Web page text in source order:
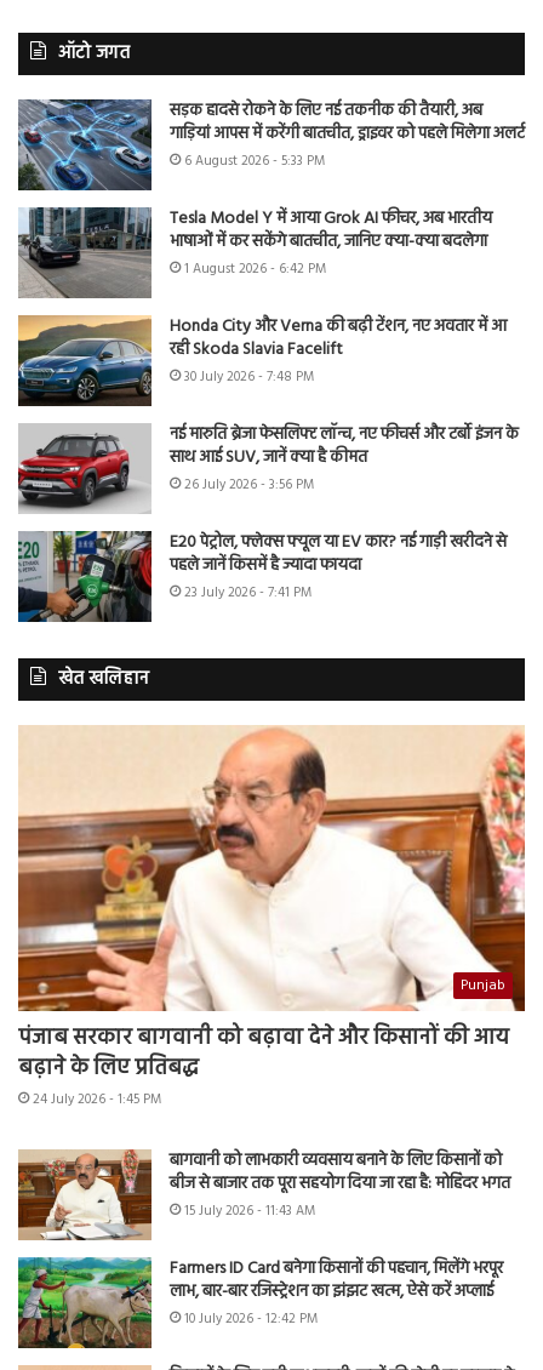
ऑटो जगत
सड़क हादसे रोकने के लिए नई तकनीक की तैयारी, अब
गाड़ियां आपस में करेंगी बातचीत, ड्राइवर को पहले मिलेगा अलर्ट
6 August 2026 - 5:33 PM
Tesla Model Y में आया Grok AI फीचर, अब भारतीय
भाषाओं में कर सकेंगे बातचीत, जानिए क्या-क्या बदलेगा
1 August 2026 - 6:42 PM
Honda City और Verna की बढ़ी टेंशन, नए अवतार में आ
रही Skoda Slavia Facelift
30 July 2026 - 7:48 PM
नई मारुति ब्रेजा फेसलिफ्ट लॉन्च, नए फीचर्स और टर्बो इंजन के
साथ आई SUV, जानें क्या है कीमत
26 July 2026 - 3:56 PM
E20 पेट्रोल, फ्लेक्स फ्यूल या EV कार? नई गाड़ी खरीदने से
पहले जानें किसमें है ज्यादा फायदा
23 July 2026 - 7:41 PM
खेत खलिहान
Punjab
पंजाब सरकार बागवानी को बढ़ावा देने और किसानों की आय
बढ़ाने के लिए प्रतिबद्ध
24 July 2026 - 1:45 PM
बागवानी को लाभकारी व्यवसाय बनाने के लिए किसानों को
बीज से बाजार तक पूरा सहयोग दिया जा रहा है: मोहिंदर भगत
15 July 2026 - 11:43 AM
Farmers ID Card बनेगा किसानों की पहचान, मिलेंगे भरपूर
लाभ, बार-बार रजिस्ट्रेशन का झंझट खत्म, ऐसे करें अप्लाई
10 July 2026 - 12:42 PM